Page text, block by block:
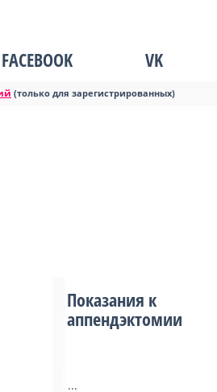
FACEBOOK VK
(только для зарегистрированных)
Показания к
аппендэктомии
...